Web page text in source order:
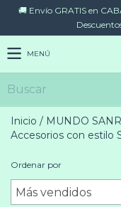
🚚 Envío GRATIS en
MENÚ
Inicio / MUNDO
Accesorios con estilo
Ordenar por